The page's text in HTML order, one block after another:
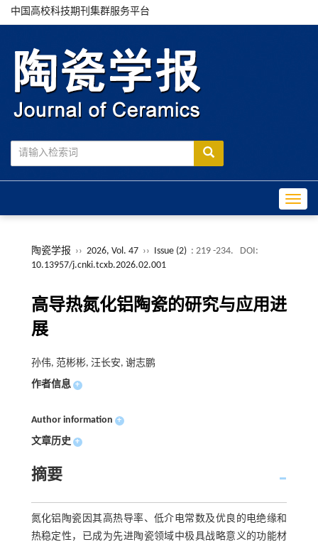
中国高校科技期刊集群服务平台
陶瓷学报 ›› 2026, Vol. 47 ›› Issue (2) : 219 -234.
DOI:
10.13957/j.cnki.tcxb.2026.02.001
高导热氮化铝陶瓷的研究与应用进
展
孙伟, 范彬彬, 汪长安, 谢志鹏
作者信息 +
Author information +
文章历史 +
摘要
氮化铝陶瓷因其高热导率、低介电常数及优良的电绝缘和
热稳定性，已成为先进陶瓷领域中极具战略意义的功能材